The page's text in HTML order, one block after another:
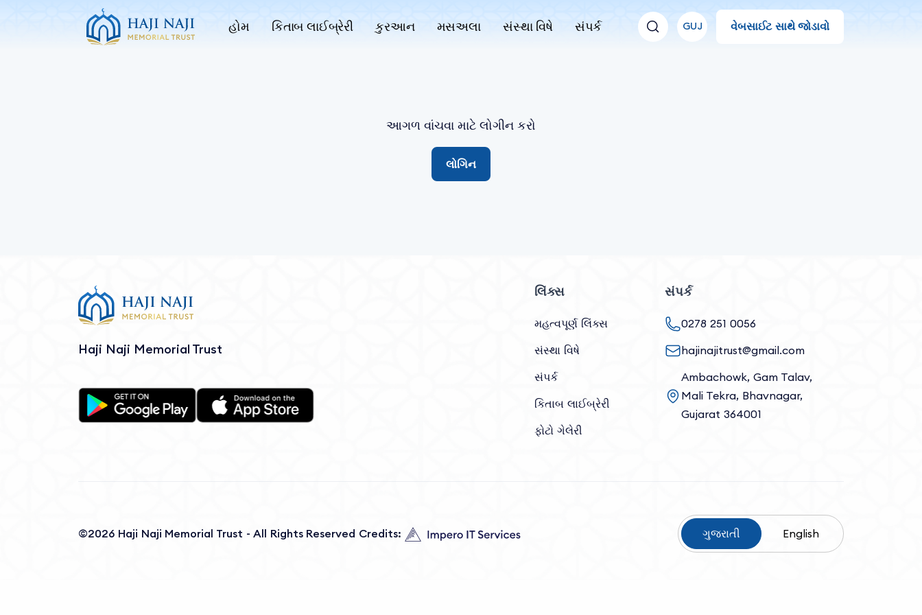
હોમ કિતાબ લાઈબ્રેરી કુરઆન મસઅલા સંસ્થા વિષે સંપર્ક GUJ વેબસાઈટ સાથે જોડાવો
આગળ વાંચવા માટે લોગીન કરો
લોગિન
Haji Naji Memorial Trust
લિંક્સ
મહત્વપૂર્ણ લિંક્સ
સંસ્થા વિષે
સંપર્ક
કિતાબ લાઈબ્રેરી
ફોટો ગેલેરી
સંપર્ક
0278 251 0056
hajinajitrust@gmail.com
Ambachowk, Gam Talav,
Mali Tekra, Bhavnagar,
Gujarat 364001
©2026 Haji Naji Memorial Trust - All Rights Reserved Credits: ગુજરાતી English